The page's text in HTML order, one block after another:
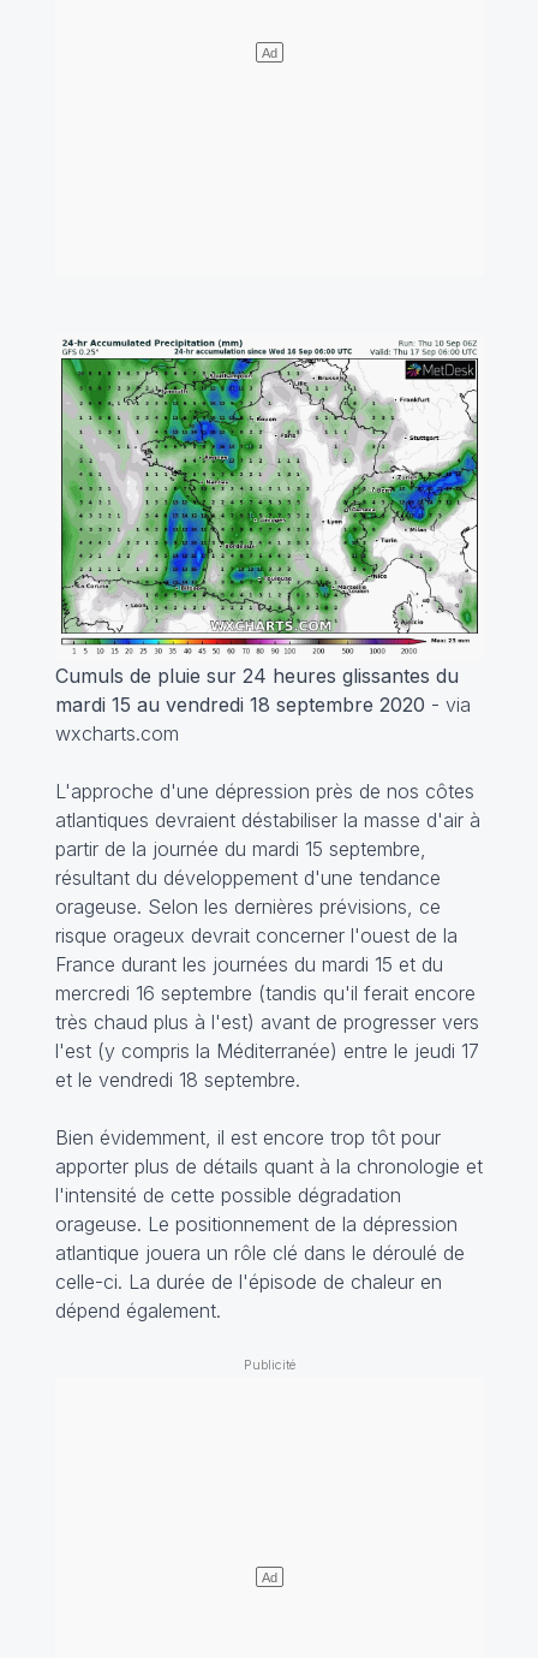
Cumuls de pluie sur 24 heures glissantes du
mardi 15 au vendredi 18 septembre 2020 - via
wxcharts.com
L'approche d'une dépression près de nos côtes
atlantiques devraient déstabiliser la masse d'air à
partir de la journée du mardi 15 septembre,
résultant du développement d'une tendance
orageuse. Selon les dernières prévisions, ce
risque orageux devrait concerner l'ouest de la
France durant les journées du mardi 15 et du
mercredi 16 septembre (tandis qu'il ferait encore
très chaud plus à l'est) avant de progresser vers
l'est (y compris la Méditerranée) entre le jeudi 17
et le vendredi 18 septembre.
Bien évidemment, il est encore trop tôt pour
apporter plus de détails quant à la chronologie et
l'intensité de cette possible dégradation
orageuse. Le positionnement de la dépression
atlantique jouera un rôle clé dans le déroulé de
celle-ci. La durée de l'épisode de chaleur en
dépend également.